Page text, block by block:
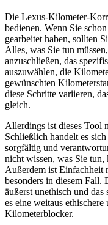
Die Lexus-Kilometer-
bedienen. Wenn Sie
gearbeitet haben, sollten
Alles, was Sie tun
anzuschließen, das
auszuwählen, die
gewünschten
diese Schritte variieren,
gleich.
Allerdings ist dieses Tool
Schließlich handelt es
sorgfältig und
nicht wissen, was Sie tun,
Außerdem ist Einfachheit
besonders in diesem Fall.
äußerst unethisch und
es eine weitaus
Kilometerblocker.